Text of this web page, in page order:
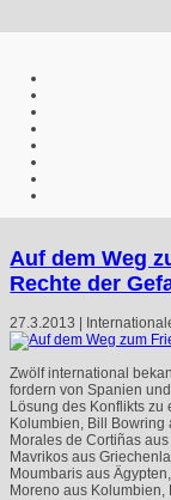
Auf dem Weg
Rechte der
27.3.2013 |
Zwölf international
fordern von Spanien
Lösung des Konflikts zu
Kolumbien, Bill Bowring
Morales de Cortiñas
Mavrikos aus
Moumbaris aus
Moreno aus